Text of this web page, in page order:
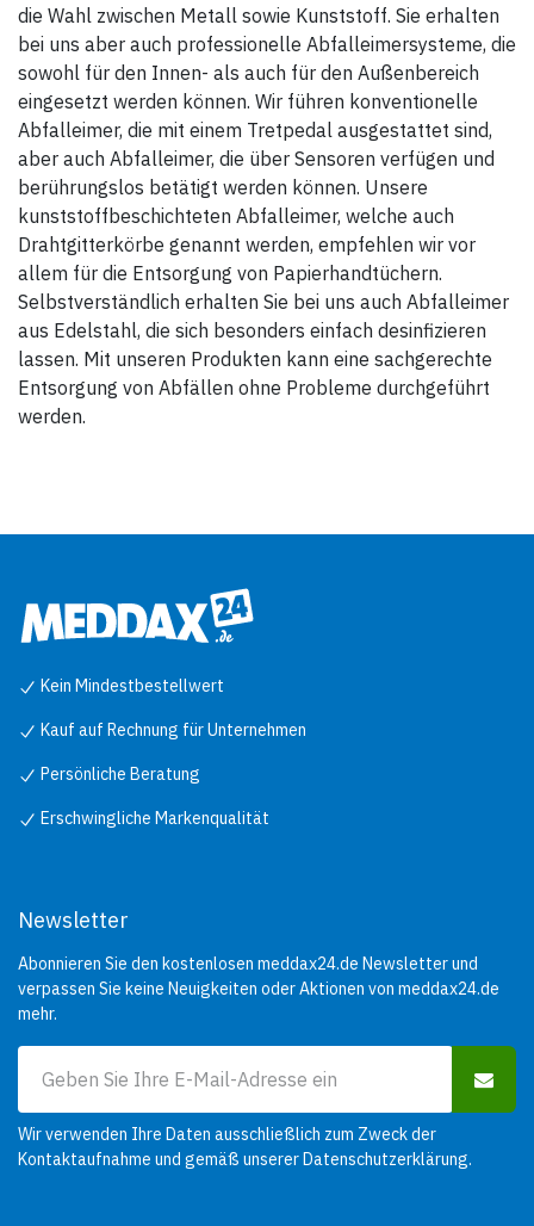
die Wahl zwischen Metall sowie Kunststoff. Sie erhalten
bei uns aber auch professionelle Abfalleimersysteme, die
sowohl für den Innen- als auch für den Außenbereich
eingesetzt werden können. Wir führen konventionelle
Abfalleimer, die mit einem Tretpedal ausgestattet sind,
aber auch Abfalleimer, die über Sensoren verfügen und
berührungslos betätigt werden können. Unsere
kunststoffbeschichteten Abfalleimer, welche auch
Drahtgitterkörbe genannt werden, empfehlen wir vor
allem für die Entsorgung von Papierhandtüchern.
Selbstverständlich erhalten Sie bei uns auch Abfalleimer
aus Edelstahl, die sich besonders einfach desinfizieren
lassen. Mit unseren Produkten kann eine sachgerechte
Entsorgung von Abfällen ohne Probleme durchgeführt
werden.
Kein Mindestbestellwert
Kauf auf Rechnung für Unternehmen
Persönliche Beratung
Erschwingliche Markenqualität
Newsletter
Abonnieren Sie den kostenlosen meddax24.de Newsletter und
verpassen Sie keine Neuigkeiten oder Aktionen von meddax24.de
mehr.
Wir verwenden Ihre Daten ausschließlich zum Zweck der
Kontaktaufnahme und gemäß unsererDatenschutzerklärung.